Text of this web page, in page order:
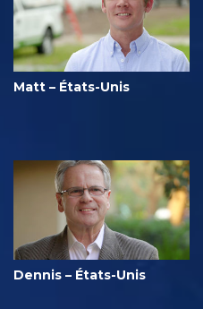
Matt – États-Unis
Dennis – États-Unis